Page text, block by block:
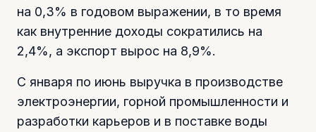
на 0,3% в годовом выражении, в то время
как внутренние доходы сократились на
2,4%, а экспорт вырос на 8,9%.
С января по июнь выручка в производстве
электроэнергии, горной промышленности и
разработки карьеров и в поставке воды